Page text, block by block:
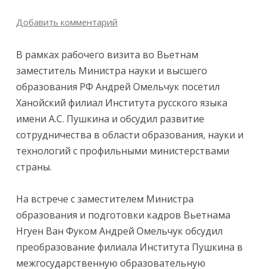
Добавить комментарий
В рамках рабочего визита во Вьетнам
заместитель Министра науки и высшего
образования РФ Андрей Омельчук посетил
Ханойский филиал Института русского языка
имени А.С. Пушкина и обсудил развитие
сотрудничества в области образования, науки и
технологий с профильными министерствами
страны.
На встрече с заместителем Министра
образования и подготовки кадров Вьетнама
Нгуен Ван Фуком Андрей Омельчук обсудил
преобразование филиала Института Пушкина в
межгосударственную образовательную